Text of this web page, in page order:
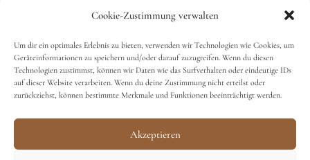
Cookie-Zustimmung verwalten
Um dir ein optimales Erlebnis zu bieten, verwenden wir Technologien wie Cookies, um
Geräteinformationen zu speichern und/oder darauf zuzugreifen. Wenn du diesen
Technologien zustimmst, können wir Daten wie das Surfverhalten oder eindeutige IDs
auf dieser Website verarbeiten. Wenn du deine Zustimmung nicht erteilst oder
zurückziehst, können bestimmte Merkmale und Funktionen beeinträchtigt werden.
Akzeptieren
gesundheit.de
© 2022 gartenhaus pulsnitz